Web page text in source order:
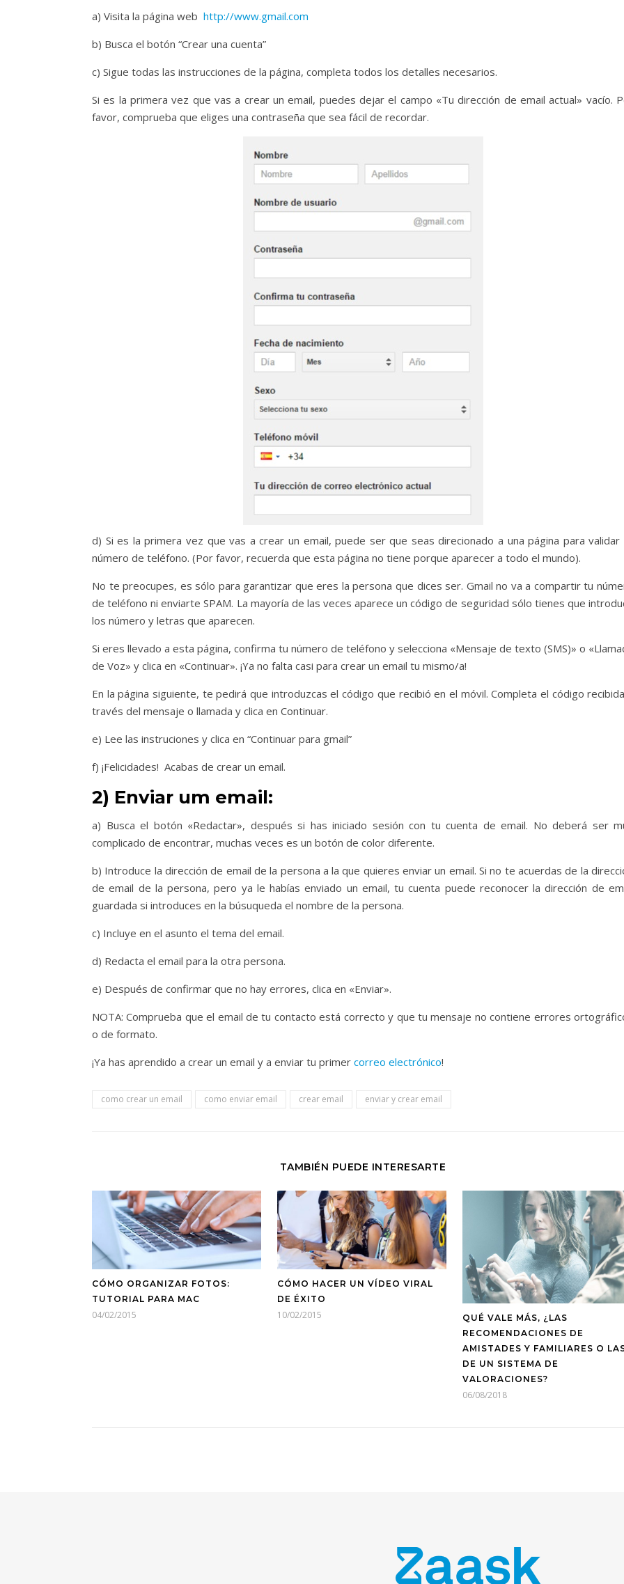
a) Visita la página web http://www.gmail.com
b) Busca el botón “Crear una cuenta”
c) Sigue todas las instrucciones de la página, completa todos los detalles necesarios.
Si es la primera vez que vas a crear un email, puedes dejar el campo «Tu dirección de email actual» vacío.
favor, comprueba que eliges una contraseña que sea fácil de recordar.
d) Si es la primera vez que vas a crear un email, puede ser que seas direcionado a una página para validar
número de teléfono. (Por favor, recuerda que esta página no tiene porque aparecer a todo el mundo).
No te preocupes, es sólo para garantizar que eres la persona que dices ser. Gmail no va a compartir tu
de teléfono ni enviarte SPAM. La mayoría de las veces aparece un código de seguridad sólo tienes que
los número y letras que aparecen.
Si eres llevado a esta página, confirma tu número de teléfono y selecciona «Mensaje de texto (SMS)» o
de Voz» y clica en «Continuar». ¡Ya no falta casi para crear un email tu mismo/a!
En la página siguiente, te pedirá que introduzcas el código que recibió en el móvil. Completa el código
través del mensaje o llamada y clica en Continuar.
e) Lee las instruciones y clica en “Continuar para gmail”
f) ¡Felicidades! Acabas de crear un email.
2) Enviar um email:
a) Busca el botón «Redactar», después si has iniciado sesión con tu cuenta de email. No deberá ser
complicado de encontrar, muchas veces es un botón de color diferente.
b) Introduce la dirección de email de la persona a la que quieres enviar un email. Si no te acuerdas de la
de email de la persona, pero ya le habías enviado un email, tu cuenta puede reconocer la dirección de
guardada si introduces en la búsuqueda el nombre de la persona.
c) Incluye en el asunto el tema del email.
d) Redacta el email para la otra persona.
e) Después de confirmar que no hay errores, clica en «Enviar».
NOTA: Comprueba que el email de tu contacto está correcto y que tu mensaje no contiene errores
o de formato.
¡Ya has aprendido a crear un email y a enviar tu primer correo electrónico!
como crear un email como enviar email crear email enviar y crear email
TAMBIÉN PUEDE INTERESARTE
CÓMO ORGANIZAR FOTOS:
TUTORIAL PARA MAC
04/02/2015
CÓMO HACER UN VÍDEO VIRAL
DE ÉXITO
10/02/2015
QUÉ VALE MÁS, ¿LAS
RECOMENDACIONES DE
AMISTADES Y FAMILIARES O
DE UN SISTEMA DE
VALORACIONES?
06/08/2018